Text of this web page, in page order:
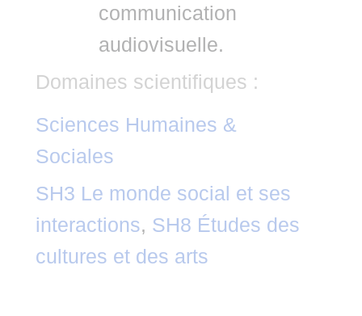
communication
audiovisuelle.
Domaines scientifiques :
Sciences Humaines &
Sociales
SH3 Le monde social et ses
interactions, SH8 Études des
cultures et des arts